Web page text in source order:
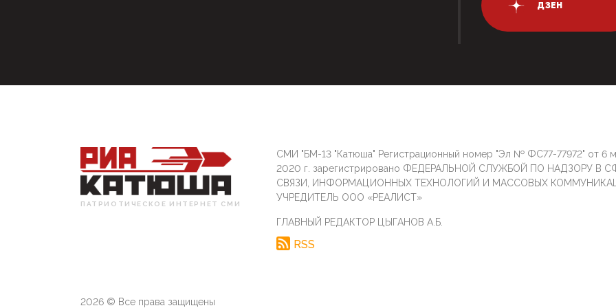
ДЗЕН
ПАТРИОТИЧЕСКОЕ ИНТЕРНЕТ СМИ
СМИ "БМ-13 "Катюша" Регистрационный номер "Эл № ФС77-77972" от 6
2020 г. зарегистрировано ФЕДЕРАЛЬНОЙ СЛУЖБОЙ ПО НАДЗОРУ В
СВЯЗИ, ИНФОРМАЦИОННЫХ ТЕХНОЛОГИЙ И МАССОВЫХ
УЧРЕДИТЕЛЬ ООО «РЕАЛИСТ»
ГЛАВНЫЙ РЕДАКТОР ЦЫГАНОВ А.Б.
RSS
2026 © Все права защищены